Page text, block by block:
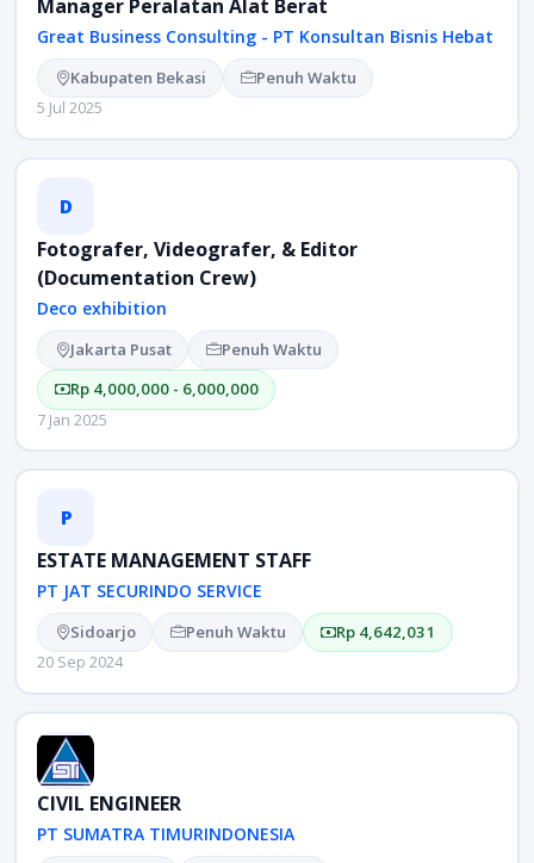
Manager Peralatan Alat Berat
Great Business Consulting - PT Konsultan Bisnis Hebat
Kabupaten Bekasi Penuh Waktu
5 Jul 2025
D
Fotografer, Videografer, & Editor
(Documentation Crew)
Deco exhibition
Jakarta Pusat
Penuh Waktu
Rp 4,000,000 - 6,000,000
7 Jan 2025
P
ESTATE MANAGEMENT STAFF
PT JAT SECURINDO SERVICE
Sidoarjo Penuh Waktu Rp 4,642,031
20 Sep 2024
CIVIL ENGINEER
PT SUMATRA TIMURINDONESIA